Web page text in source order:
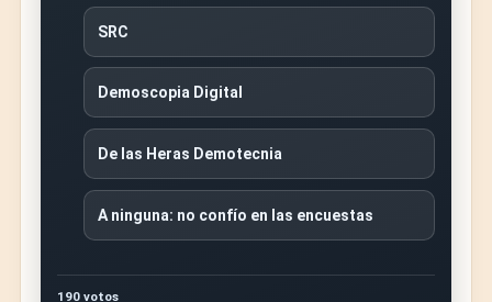
SRC
Demoscopia Digital
De las Heras Demotecnia
A ninguna: no confío en las encuestas
190 votos